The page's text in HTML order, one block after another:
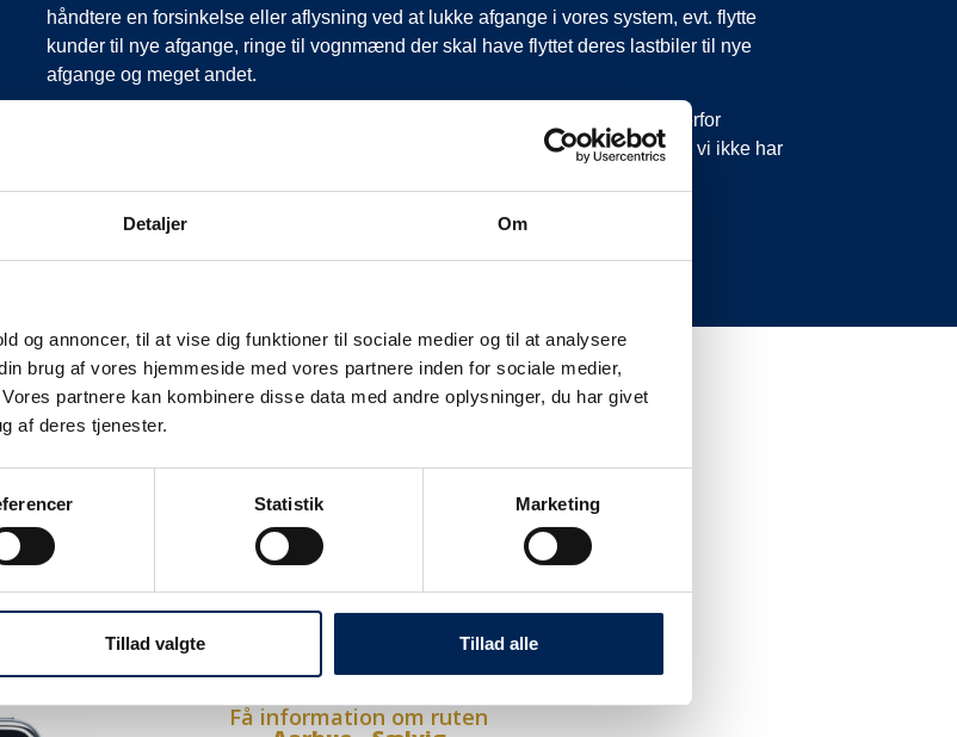
Detaljer Om
og annoncer, til at vise dig funktioner til sociale medier og til at analysere
brug af vores hjemmeside med vores partnere inden for sociale medier,
partnere kan kombinere disse data med andre oplysninger, du har givet
af deres tjenester.
Statistik Marketing
Tillad valgte Tillad alle
håndtere en forsinkelse eller aflysning ved at lukke afgange i vores system, evt. flytte
kunder til nye afgange, ringe til vognmænd der skal have flyttet deres lastbiler til nye
afgange og meget andet.
Vi har derfor altid meget travlt, når vi oplever forsinkelser eller aflysninger. Derfor
opfordrer vi jer til at følge med her på siden og ikke ringe eller skrive til os, da vi ikke har
Vi takker for jeres forståelse.
så kan du
Få information om ruten
Hou - Sælvig
Du modtager en sms bekræftelse på din tilmelding.
Få information om ruten